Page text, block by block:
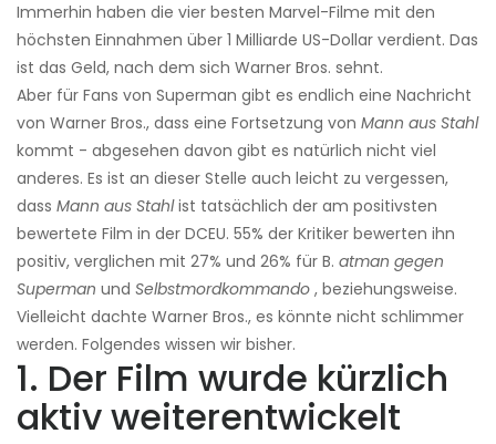
Immerhin haben die vier besten Marvel-Filme mit den
höchsten Einnahmen über 1 Milliarde US-Dollar verdient. Das
ist das Geld, nach dem sich Warner Bros. sehnt.
Aber für Fans von Superman gibt es endlich eine Nachricht
von Warner Bros., dass eine Fortsetzung von Mann aus Stahl
kommt - abgesehen davon gibt es natürlich nicht viel
anderes. Es ist an dieser Stelle auch leicht zu vergessen,
dass Mann aus Stahlist tatsächlich der am positivsten
bewertete Film in der DCEU. 55% der Kritiker bewerten ihn
positiv, verglichen mit 27% und 26% für B. atman gegen
Superman und Selbstmordkommando , beziehungsweise.
Vielleicht dachte Warner Bros., es könnte nicht schlimmer
werden. Folgendes wissen wir bisher.
1. Der Film wurde kürzlich
aktiv weiterentwickelt